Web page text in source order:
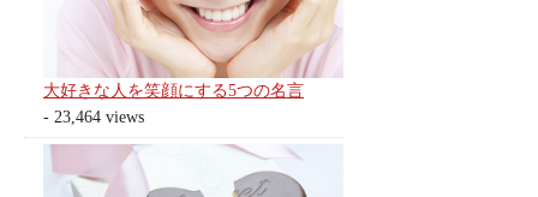
大好きな人を笑顔にする5つの名言
- 23,464 views